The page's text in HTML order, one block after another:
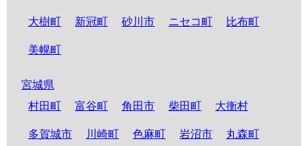
大樹町 新冠町 砂川市 ニセコ町 比布町
美幌町
宮城県
村田町
富谷町 角田市 柴田町 大衡村
多賀城市 川崎町 色麻町 岩沼市 丸森町